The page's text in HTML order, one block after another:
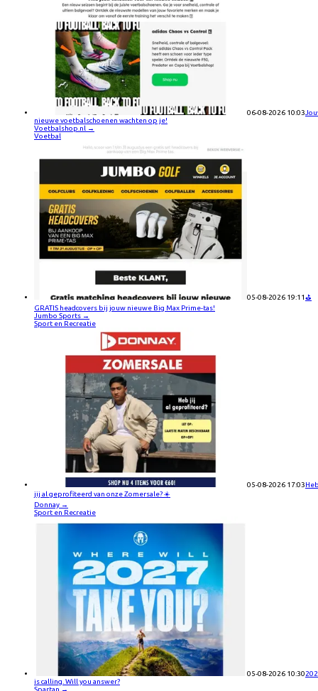
06-08-2026 10:03
nieuwe voetbalschoenen wachten op je!
Voetbalshop.nl →
Voetbal
05-08-2026 19:11⛳
GRATIS headcovers bij jouw nieuwe Big Max Prime-tas!
Jumbo Sports →
Sport en Recreatie
05-08-2026 17:03
jij al geprofiteerd van onze Zomersale? ☀️
Donnay →
Sport en Recreatie
05-08-2026 10:30
is calling. Will you answer?
Spartan →